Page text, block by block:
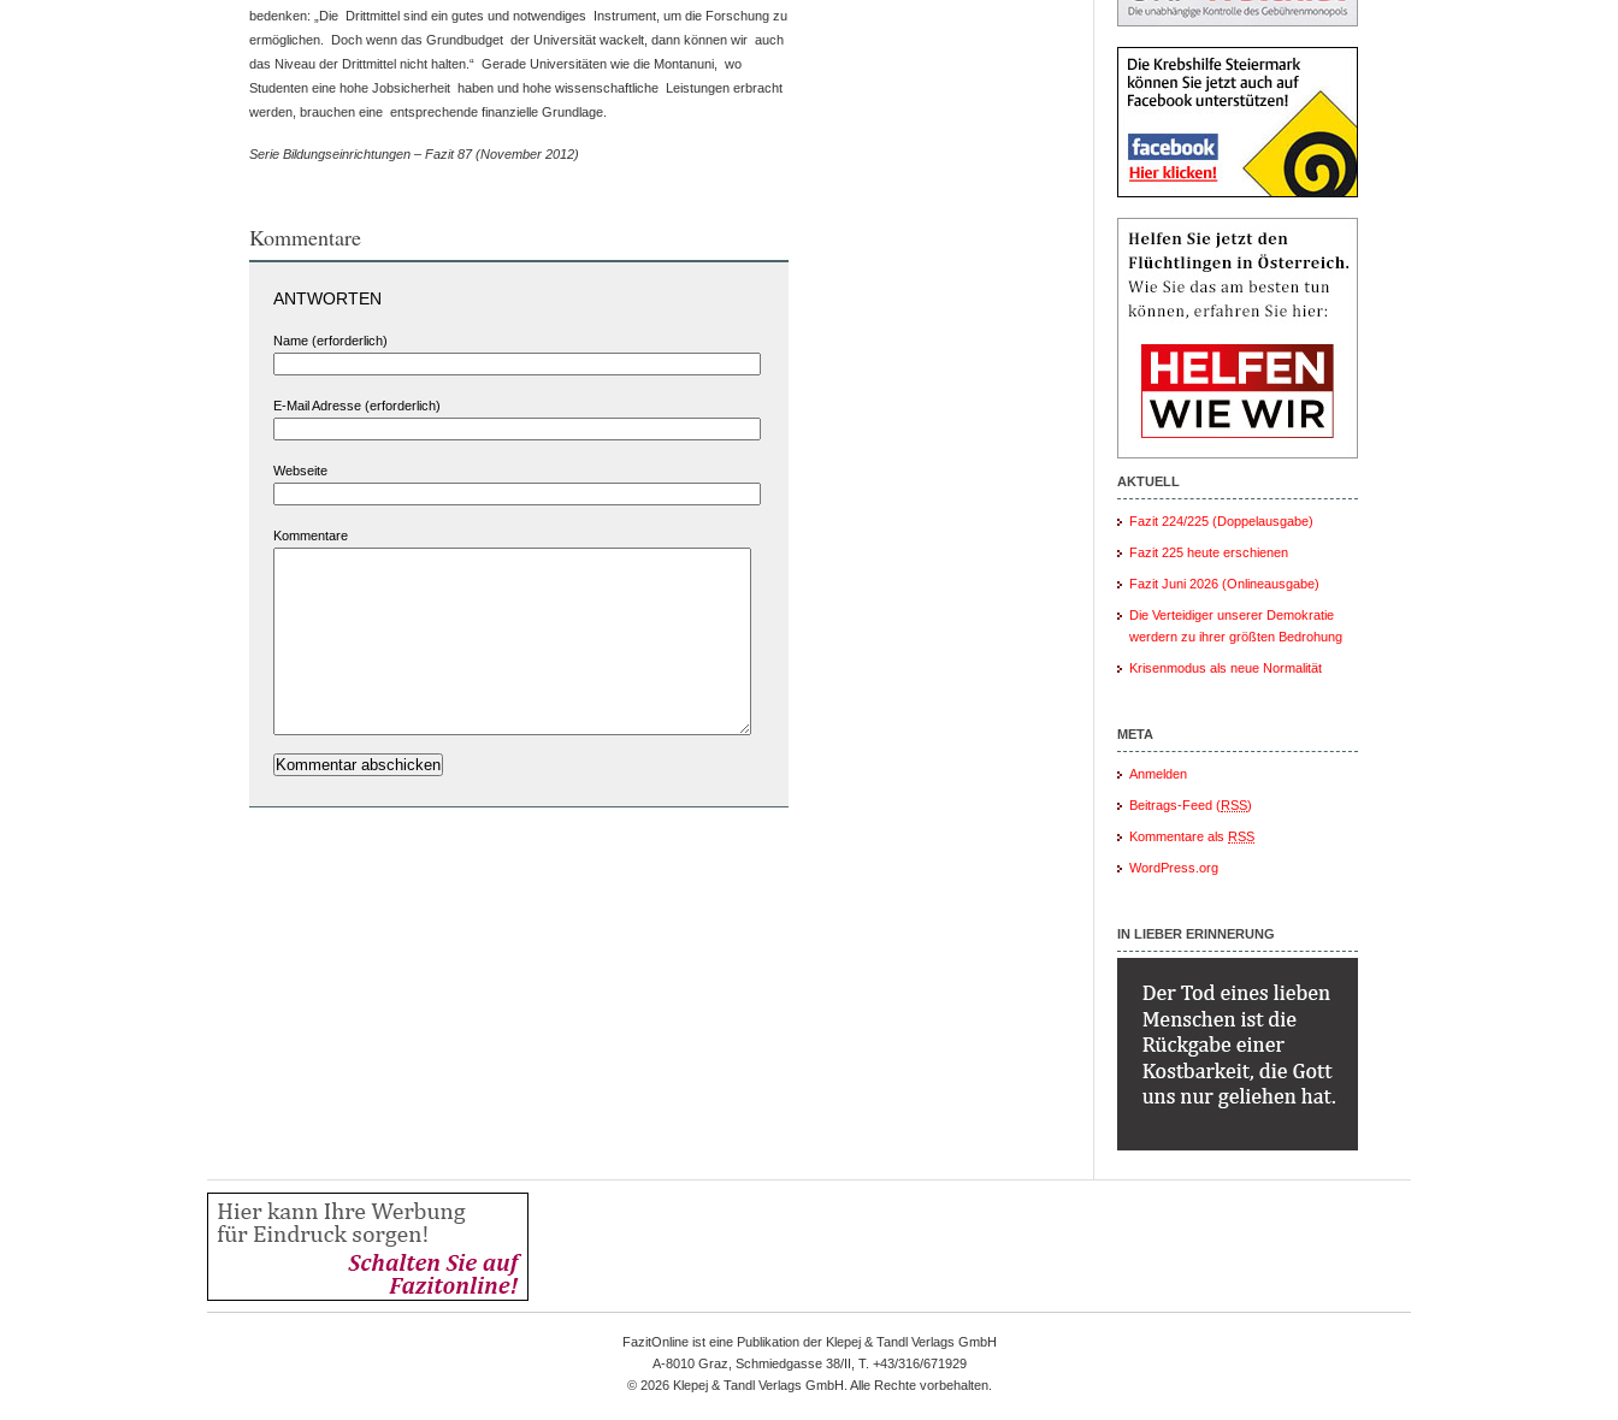
bedenken: „Die Drittmittel sind ein gutes und notwendiges Instrument, um die Forschung zu
ermöglichen. Doch wenn das Grundbudget der Universität wackelt, dann können wir auch
das Niveau der Drittmittel nicht halten.“ Gerade Universitäten wie die Montanuni, wo
Studenten eine hohe Jobsicherheit haben und hohe wissenschaftliche Leistungen erbracht
werden, brauchen eine entsprechende finanzielle Grundlage.
Serie Bildungseinrichtungen – Fazit 87 (November 2012)
Kommentare
ANTWORTEN
Name (erforderlich)
E-Mail Adresse (erforderlich)
Webseite
Kommentare
AKTUELL
Fazit 224/225 (Doppelausgabe)
Fazit 225 heute erschienen
Fazit Juni 2026 (Onlineausgabe)
Die Verteidiger unserer Demokratie
werdern zu ihrer größten Bedrohung
Krisenmodus als neue Normalität
META
Anmelden
Beitrags-Feed (RSS)
Kommentare als RSS
WordPress.org
IN LIEBER ERINNERUNG
FazitOnline ist eine Publikation der Klepej & Tandl Verlags GmbH
A-8010 Graz, Schmiedgasse 38/II, T. +43/316/671929
© 2026 Klepej & Tandl Verlags GmbH. Alle Rechte vorbehalten.